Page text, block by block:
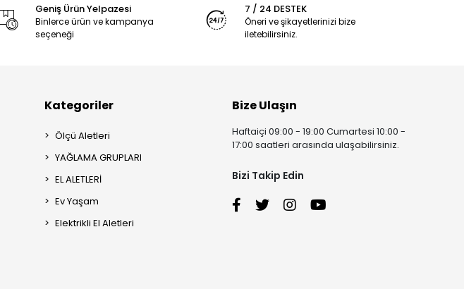
Geniş Ürün Yelpazesi
Binlerce ürün ve kampanya
seçeneği
7 / 24 DESTEK
Öneri ve şikayetlerinizi bize
iletebilirsiniz.
Kategoriler
Ölçü Aletleri
YAĞLAMA GRUPLARI
EL ALETLERİ
Ev Yaşam
Elektrikli El Aletleri
Bize Ulaşın
Haftaiçi 09:00 - 19:00 Cumartesi 10:00 -
17:00 saatleri arasında ulaşabilirsiniz.
Bizi Takip Edin